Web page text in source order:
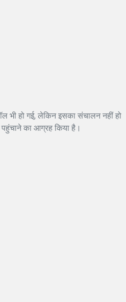
भी हो गई, लेकिन इसका संचालन नहीं हो
पहुंचाने का आग्रह किया है।